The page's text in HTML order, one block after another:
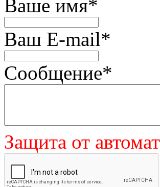
Ваше имя*
Ваш E-mail*
Сообщение*
Защита от